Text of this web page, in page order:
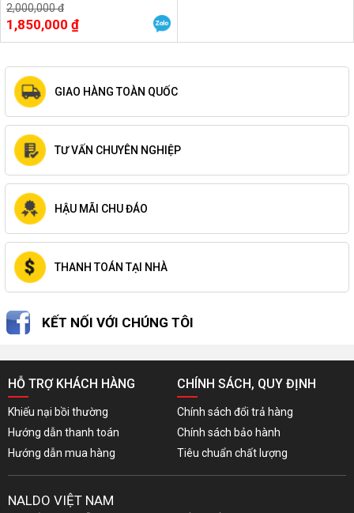
2,000,000 đ
1,850,000 ₫
GIAO HÀNG TOÀN QUỐC
TƯ VẤN CHUYÊN NGHIỆP
HẬU MÃI CHU ĐÁO
THANH TOÁN TẠI NHÀ
KẾT NỐI VỚI CHÚNG TÔI
HỖ TRỢ KHÁCH HÀNG
Khiếu nại bồi thường
Hướng dẫn thanh toán
Hướng dẫn mua hàng
CHÍNH SÁCH, QUY ĐỊNH
Chính sách đổi trả hàng
Chính sách bảo hành
Tiêu chuẩn chất lượng
NALDO VIỆT NAM